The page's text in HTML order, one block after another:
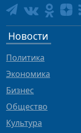
Новости
Политика
Экономика
Бизнес
Общество
Культура